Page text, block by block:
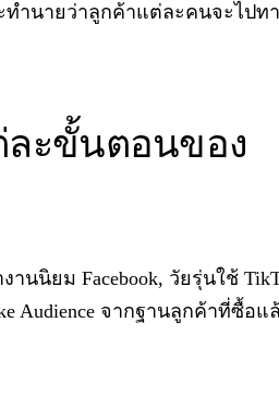
ทำนายว่าลูกค้าแต่ละคนจะไปท
ละขั้นตอนของ
นนิยม Facebook, วัยรุ่นใช้
Audience จากฐานลูกค้าที่ซื้อแ